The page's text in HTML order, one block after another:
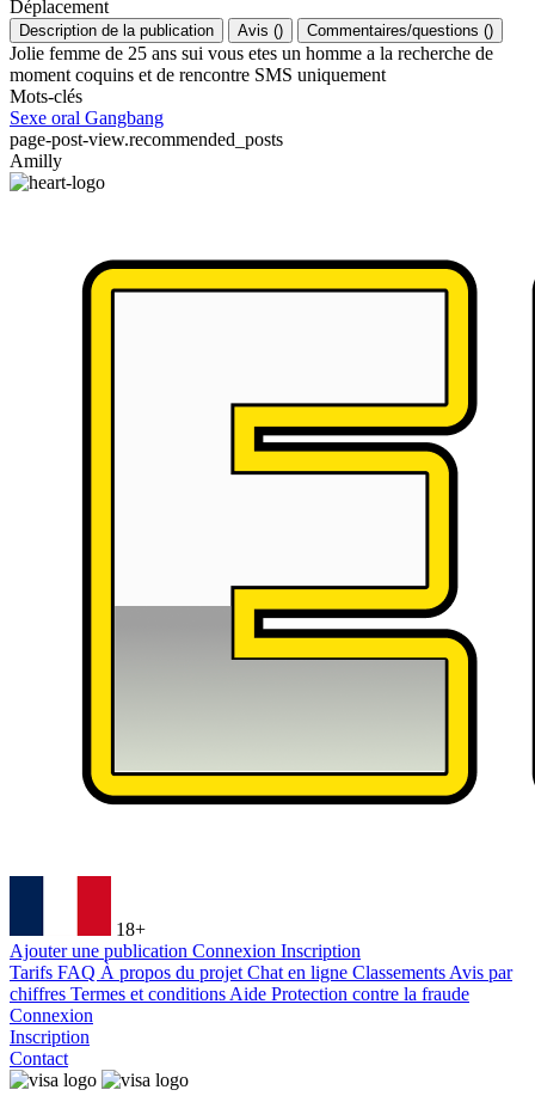
Déplacement
Description de la publication Avis () Commentaires/questions ()
Jolie femme de 25 ans sui vous etes un homme a la recherche de
moment coquins et de rencontre SMS uniquement
Mots-clés
Sexe oral Gangbang
page-post-view.recommended_posts
Amilly
18+
Ajouter une publication Connexion Inscription
Tarifs FAQ À propos du projet Chat en ligne Classements Avis par
chiffres Termes et conditions Aide Protection contre la fraude
Connexion
Inscription
Contact